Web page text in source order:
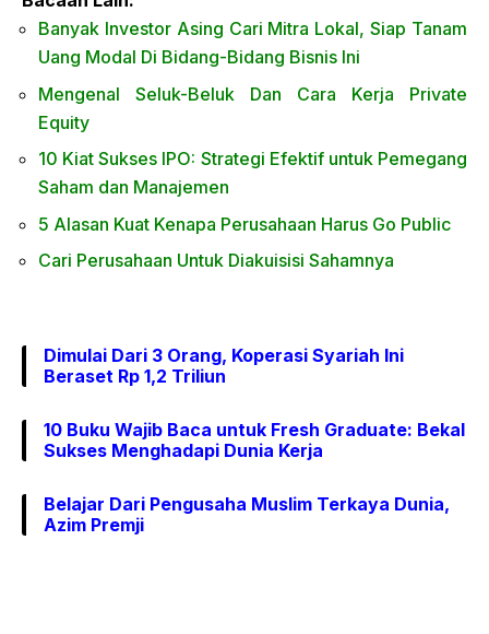
Banyak Investor Asing Cari Mitra Lokal, Siap Tanam
Uang Modal Di Bidang-Bidang Bisnis Ini
Mengenal Seluk-Beluk Dan Cara Kerja Private
Equity
10 Kiat Sukses IPO: Strategi Efektif untuk Pemegang
Saham dan Manajemen
5 Alasan Kuat Kenapa Perusahaan Harus Go Public
Cari Perusahaan Untuk Diakuisisi Sahamnya
Dimulai Dari 3 Orang, Koperasi Syariah Ini
Beraset Rp 1,2 Triliun
10 Buku Wajib Baca untuk Fresh Graduate: Bekal
Sukses Menghadapi Dunia Kerja
Belajar Dari Pengusaha Muslim Terkaya Dunia,
Azim Premji